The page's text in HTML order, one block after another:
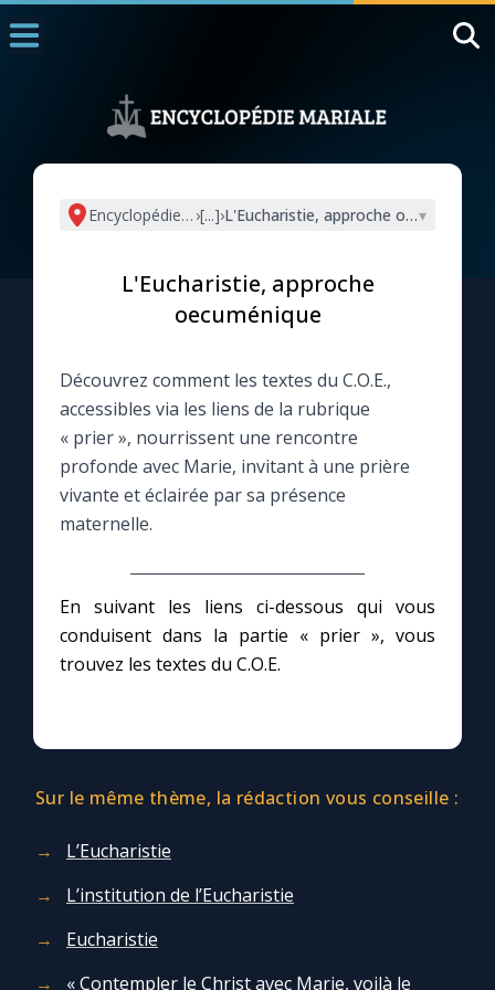
L'actualité de la semaine
La newsletter
La vidéo de la semaine
Le magazine
Le site internet
Avec Thérèse de Lisieux
Encyclopédie mariale
›[...]›L'Eucharistie, approche oecuménique
▾
L'Eucharistie, approche
oecuménique
Découvrez comment les textes du C.O.E.,
accessibles via les liens de la rubrique
« prier », nourrissent une rencontre
profonde avec Marie, invitant à une prière
vivante et éclairée par sa présence
maternelle.
En suivant les liens ci-dessous qui vous
conduisent dans la partie « prier », vous
trouvez les textes du C.O.E.
Sur le même thème, la rédaction vous conseille :
L’Eucharistie
L’institution de l’Eucharistie
Eucharistie
« Contempler le Christ avec Marie, voilà le